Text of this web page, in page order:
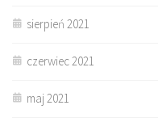
sierpień 2021
czerwiec 2021
maj 2021